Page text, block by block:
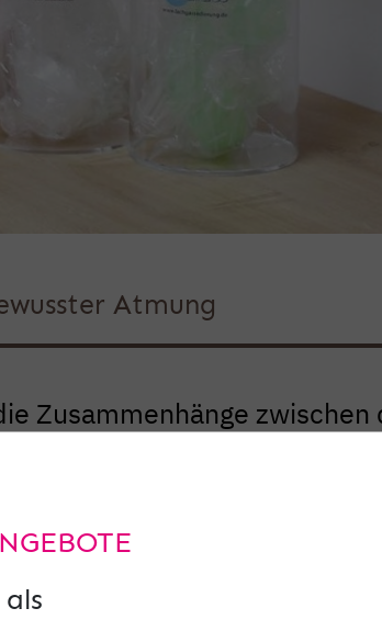
Atmung
Zusammenhänge zwischen
Hier der Weg